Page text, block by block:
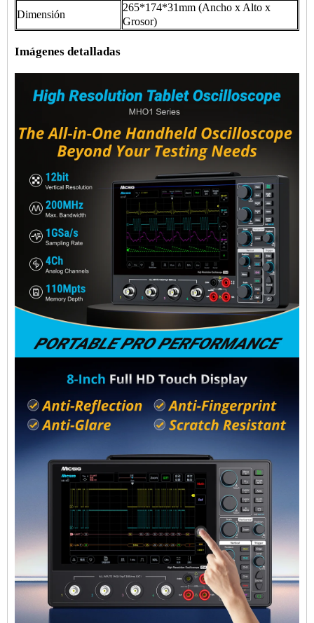
Dimensión
265*174*31mm (Ancho x Alto x
Grosor)
Imágenes detalladas